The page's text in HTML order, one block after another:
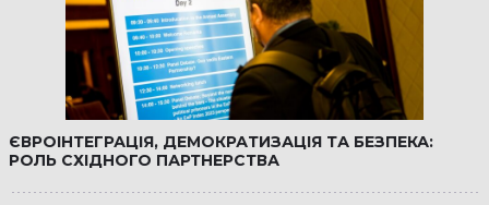
ЄВРОІНТЕГРАЦІЯ, ДЕМОКРАТИЗАЦІЯ ТА БЕЗПЕКА:
РОЛЬ СХІДНОГО ПАРТНЕРСТВА